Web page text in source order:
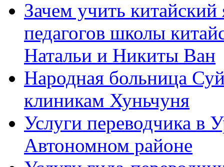
Зачем учить
педагогов школы
Натальи и Никиты Ван
Народная больница
клиникам Хуньчуня
Услуги переводчика в
Автономном районе